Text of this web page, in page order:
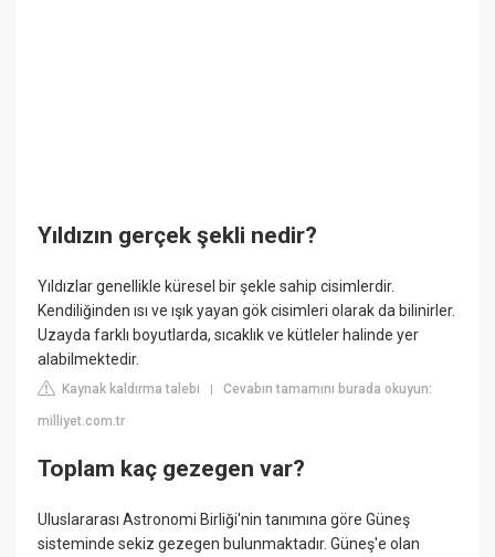
Yıldızın gerçek şekli nedir?
Yıldızlar genellikle küresel bir şekle sahip cisimlerdir.
Kendiliğinden ısı ve ışık yayan gök cisimleri olarak da bilinirler.
Uzayda farklı boyutlarda, sıcaklık ve kütleler halinde yer
alabilmektedir.
Kaynak kaldırma talebi |Cevabın tamamını burada okuyun:
milliyet.com.tr
Toplam kaç gezegen var?
Uluslararası Astronomi Birliği'nin tanımına göre Güneş
sisteminde sekiz gezegen bulunmaktadır. Güneş'e olan